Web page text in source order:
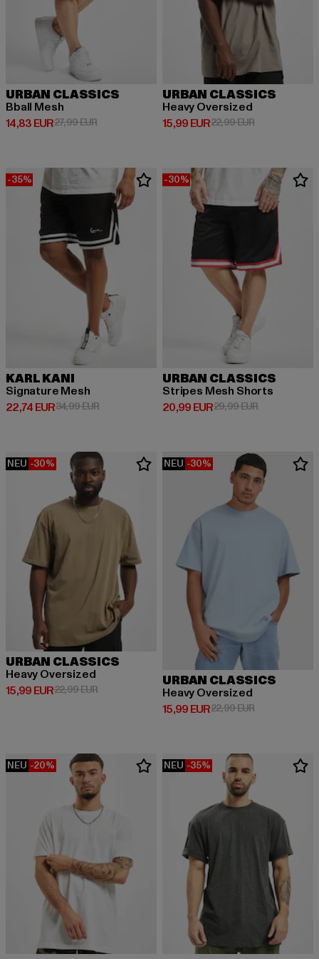
URBAN CLASSICS
Bball Mesh
14,83 EUR
Derzeitiger Preis: 14,83 EUR
27,99 EURAktionspreis: 27,99 EUR
URBAN CLASSICS
Heavy Oversized
15,99 EUR
Derzeitiger Preis: 15,99 EUR
22,99 EURAktionspreis:
-35%
KARL KANI
Signature Mesh
22,74 EUR
Derzeitiger Preis: 22,74 EUR
34,99 EURAktionspreis: 34,99 EUR
-30%
URBAN CLASSICS
Stripes Mesh Shorts
20,99 EUR
Derzeitiger Preis: 20,99 EUR
29,99 EURAktionspreis:
NEU -30%
URBAN CLASSICS
Heavy Oversized
15,99 EUR
Derzeitiger Preis: 15,99 EUR
22,99 EURAktionspreis: 22,99 EUR
NEU -30%
URBAN CLASSICS
Heavy Oversized
15,99 EUR
Derzeitiger Preis: 15,99 EUR
22,99 EURAktionspreis:
NEU -20% NEU -35%